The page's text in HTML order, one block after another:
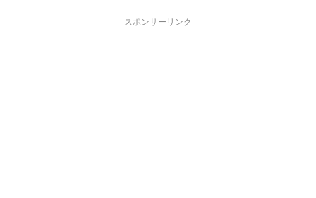
スポンサーリンク